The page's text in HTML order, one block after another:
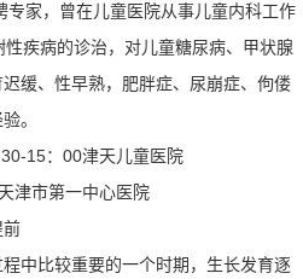
家，曾在儿童医院从事儿童内科工作
疾病的诊治，对儿童糖尿病、甲状腺
缓、性早熟，肥胖症、尿崩症、佝偻
。
15：00津天儿童医院
市第一中心医院
比较重要的一个时期，生长发育逐